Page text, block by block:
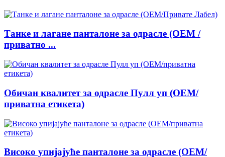
Танке и лагане панталоне за одрасле (ОЕМ /
приватно ...
Обичан квалитет за одрасле Пулл уп (ОЕМ/
приватна етикета)
Високо упијајуће панталоне за одрасле (ОЕМ/